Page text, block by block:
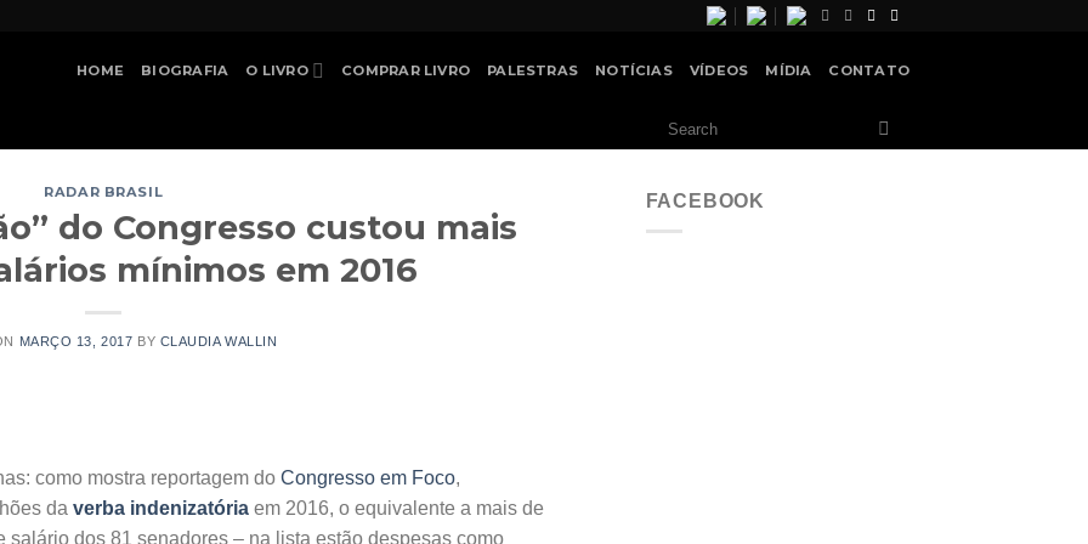
HOME BIOGRAFIA O LIVRO COMPRAR LIVRO PALESTRAS NOTÍCIAS VÍDEOS MÍDIA CONTATO
RADAR BRASIL
do Congresso custou mais
mínimos em 2016
MARÇO 13, 2017 BY CLAUDIA WALLIN
como mostra reportagem do Congresso em Foco,
da verba indenizatória em 2016, o equivalente a mais de
dos 81 senadores – na lista estão despesas como
FACEBOOK